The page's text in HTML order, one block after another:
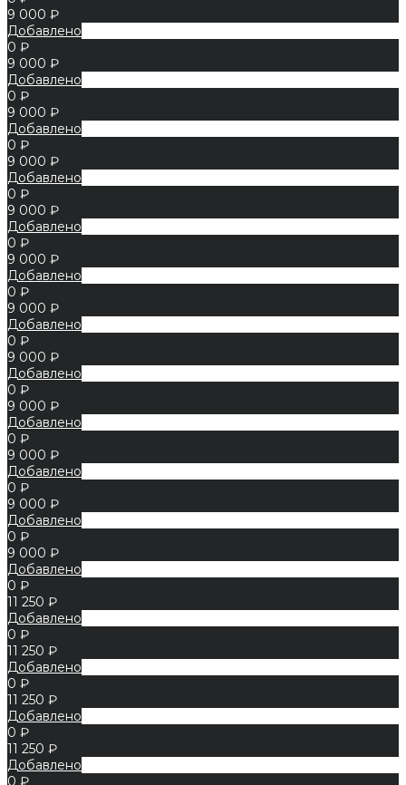
9 000 ₽
Добавлено
0 ₽
9 000 ₽
Добавлено
0 ₽
9 000 ₽
Добавлено
0 ₽
9 000 ₽
Добавлено
0 ₽
9 000 ₽
Добавлено
0 ₽
9 000 ₽
Добавлено
0 ₽
9 000 ₽
Добавлено
0 ₽
9 000 ₽
Добавлено
0 ₽
9 000 ₽
Добавлено
0 ₽
9 000 ₽
Добавлено
0 ₽
9 000 ₽
Добавлено
0 ₽
9 000 ₽
Добавлено
0 ₽
11 250 ₽
Добавлено
0 ₽
11 250 ₽
Добавлено
0 ₽
11 250 ₽
Добавлено
0 ₽
11 250 ₽
Добавлено
0 ₽